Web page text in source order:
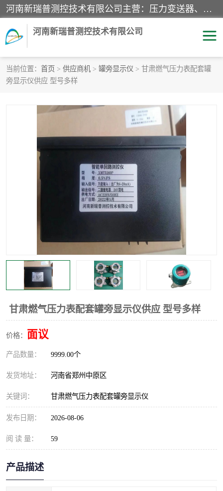
河南新瑞普测控技术有限公司主营：压力变送器、液位变送器、差压变送器、雷达料位计、电容物位计、温度显示控制仪表、电量变送器、流量计、工业自动化系统成套设备。
河南新瑞普测控技术有限公司
当前位置： 首页 > 供应商机 > 罐旁显示仪 > 甘肃燃气压力表配套罐
旁显示仪供应 型号多样
甘肃燃气压力表配套罐旁显示仪供应 型号多样
价格： 面议
产品数量： 9999.00个
发货地址： 河南省郑州中原区
关键词： 甘肃燃气压力表配套罐旁显示仪
发布日期： 2026-08-06
阅 读 量： 59
产品描述
霍尼韦尔压力变送器
1151/3351产品分类 精巧型压力变送器
液位变送器 雷达料位计
标准型工业压力变送器 罐旁显示仪
温度传感器变送器
电容物位计
流量计 工业自动化系统成套设备